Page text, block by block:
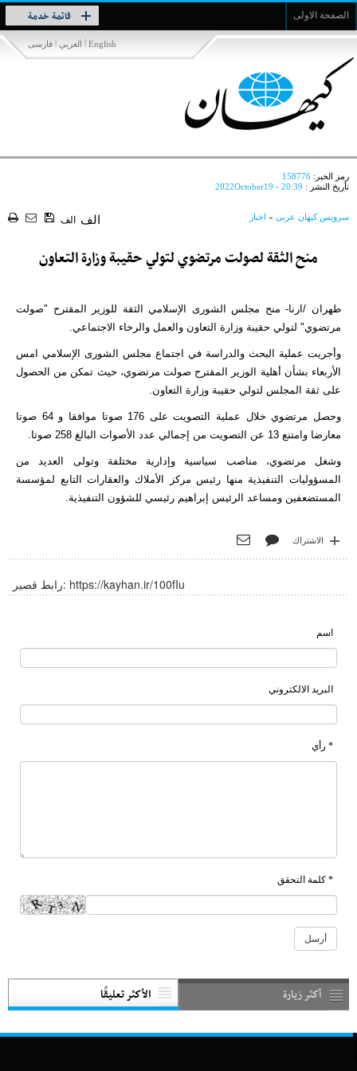
الصفحة الاولى قائمة خدمة
Toggle
navigation
فارسی | العربي | English
رمز الخبر: 158776
تأريخ النشر : 2022October19 - 20:39
سرویس کیهان عربی » اخبار الف الف
منح الثقة لصولت مرتضوي لتولي حقيبة وزارة التعاون
طهران /ارنا- منح مجلس الشورى الإسلامي الثقة للوزير المقترح "صولت
مرتضوي" لتولي حقيبة وزارة التعاون والعمل والرخاء الاجتماعي.
وأجريت عملية البحث والدراسة في اجتماع مجلس الشورى الإسلامي امس
الأربعاء بشأن أهلية الوزير المقترح صولت مرتضوي، حيث تمكن من الحصول
على ثقة المجلس لتولي حقيبة وزارة التعاون.
وحصل مرتضوي خلال عملية التصويت على 176 صوتا موافقا و 64 صوتا
معارضا وامتنع 13 عن التصويت من إجمالي عدد الأصوات البالغ 258 صوتا.
وشغل مرتضوي، مناصب سياسية وإدارية مختلفة وتولى العديد من
المسؤوليات التنفيذية منها رئيس مركز الأملاك والعقارات التابع لمؤسسة
المستضعفين ومساعد الرئيس إبراهيم رئيسي للشؤون التنفيذية.
الاشتراك
رابط قصير: https://kayhan.ir/100fIu
اسم
البريد الالكتروني
* رأي
* كلمة التحقق
أكثر زيارة الأكثر تعليقًا